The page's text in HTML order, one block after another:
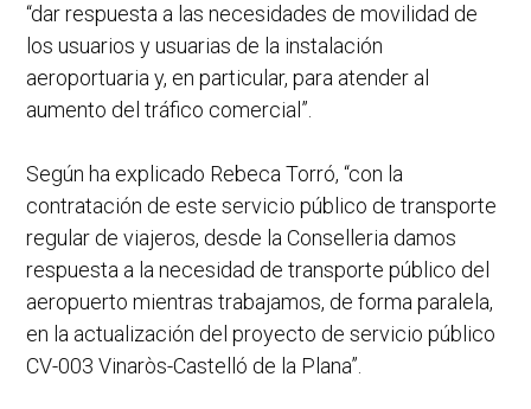
“dar respuesta a las necesidades de movilidad de
los usuarios y usuarias de la instalación
aeroportuaria y, en particular, para atender al
aumento del tráfico comercial”.
Según ha explicado Rebeca Torró, “con la
contratación de este servicio público de transporte
regular de viajeros, desde la Conselleria damos
respuesta a la necesidad de transporte público del
aeropuerto mientras trabajamos, de forma paralela,
en la actualización del proyecto de servicio público
CV-003 Vinaròs-Castelló de la Plana”.